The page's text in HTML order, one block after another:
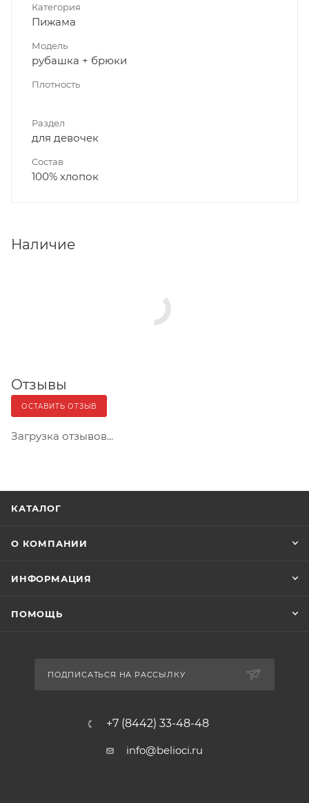
Категория
Пижама
Модель
рубашка + брюки
Плотность
Раздел
для девочек
Состав
100% хлопок
Наличие
Отзывы
ОСТАВИТЬ ОТЗЫВ
Загрузка отзывов...
КАТАЛОГ
О КОМПАНИИ
ИНФОРМАЦИЯ
ПОМОЩЬ
ПОДПИСАТЬСЯ НА РАССЫЛКУ
+7 (8442) 33-48-48
info@belioci.ru